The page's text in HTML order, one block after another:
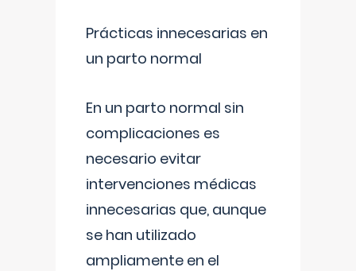
Prácticas innecesarias en
un parto normal
En un parto normal sin
complicaciones es
necesario evitar
intervenciones médicas
innecesarias que, aunque
se han utilizado
ampliamente en el